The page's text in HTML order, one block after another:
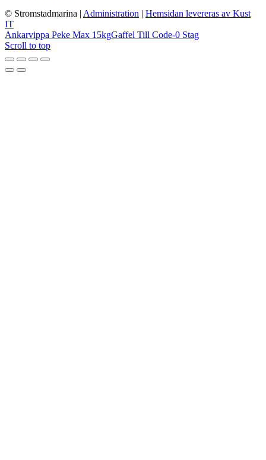
© Stromstadmarina | Administration | Hemsidan levereras av Kust
IT
Ankarvippa Peke Max 15kgGaffel Till Code-0 Stag
Scroll to top